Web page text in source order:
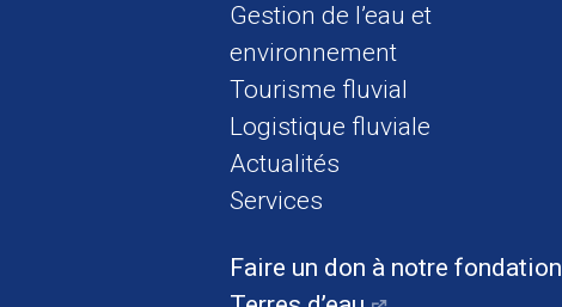
Gestion de l’eau et
environnement
Tourisme fluvial
Logistique fluviale
Actualités
Services
Faire un don à notre fondation